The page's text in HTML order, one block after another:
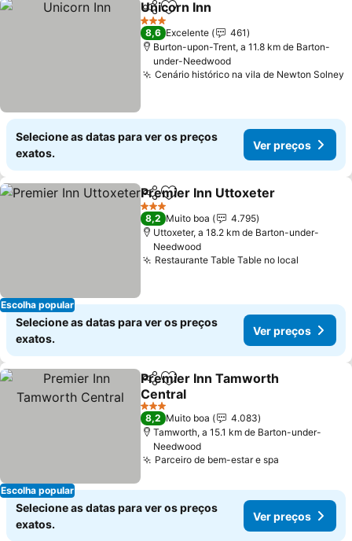
PartilharAdicionar aos favoritos
Unicorn Inn
3 Estrelas
8,6 Excelente
461
Burton-upon-Trent, a 11.8 km de Barton-
under-Needwood
Cenário histórico na vila de Newton Solney
Selecione as datas para ver os preços
exatos.
Ver preços
Escolha popular
PartilharAdicionar aos favoritos
Premier Inn Uttoxeter
3 Estrelas
8,2 Muito boa
4.795
Uttoxeter, a 18.2 km de Barton-under-
Needwood
Restaurante Table Table no local
Selecione as datas para ver os preços
exatos.
Ver preços
Escolha popular
PartilharAdicionar aos favoritos
Premier Inn Tamworth
Central
3 Estrelas
8,2 Muito boa
4.083
Tamworth, a 15.1 km de Barton-under-
Needwood
Parceiro de bem-estar e spa
Selecione as datas para ver os preços
exatos.
Ver preços